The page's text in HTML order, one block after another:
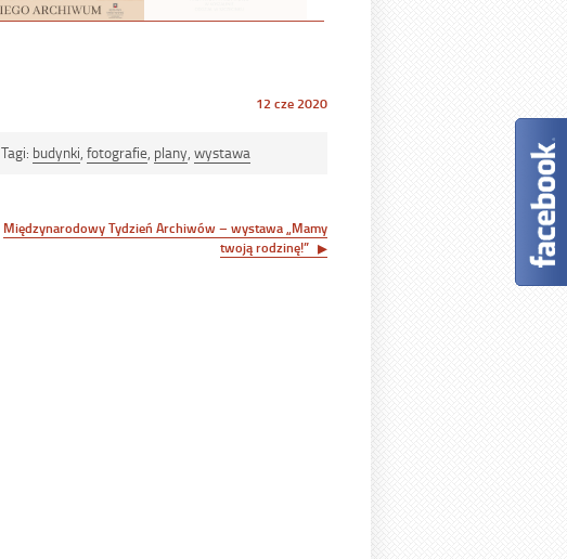
Opublikowano
12 cze 2020
Tagi: budynki, fotografie, plany, wystawa
Międzynarodowy Tydzień Archiwów – wystawa „Mamy
twoją rodzinę!”